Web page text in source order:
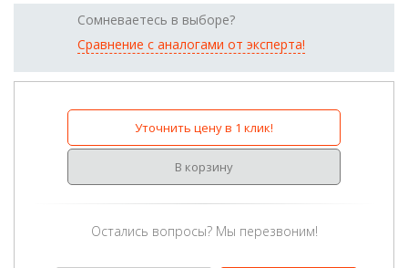
Сомневаетесь в выборе?
Сравнение с аналогами от эксперта!
Уточнить цену в 1 клик!
В корзину
Остались вопросы? Мы перезвоним!